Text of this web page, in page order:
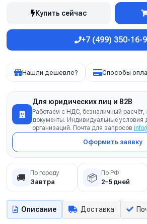
Купить сейчас
+7 (499) 350-16-
Нашли дешевле? Способы
Для юридических лиц и B2B
Работаем с НДС, безналичный
документы. Индивидуальные условия
организаций. Почта для запросов
Оформить заявку
🚚 По городу
Завтра 📦 По РФ
2–5 дней
Описание Доставка